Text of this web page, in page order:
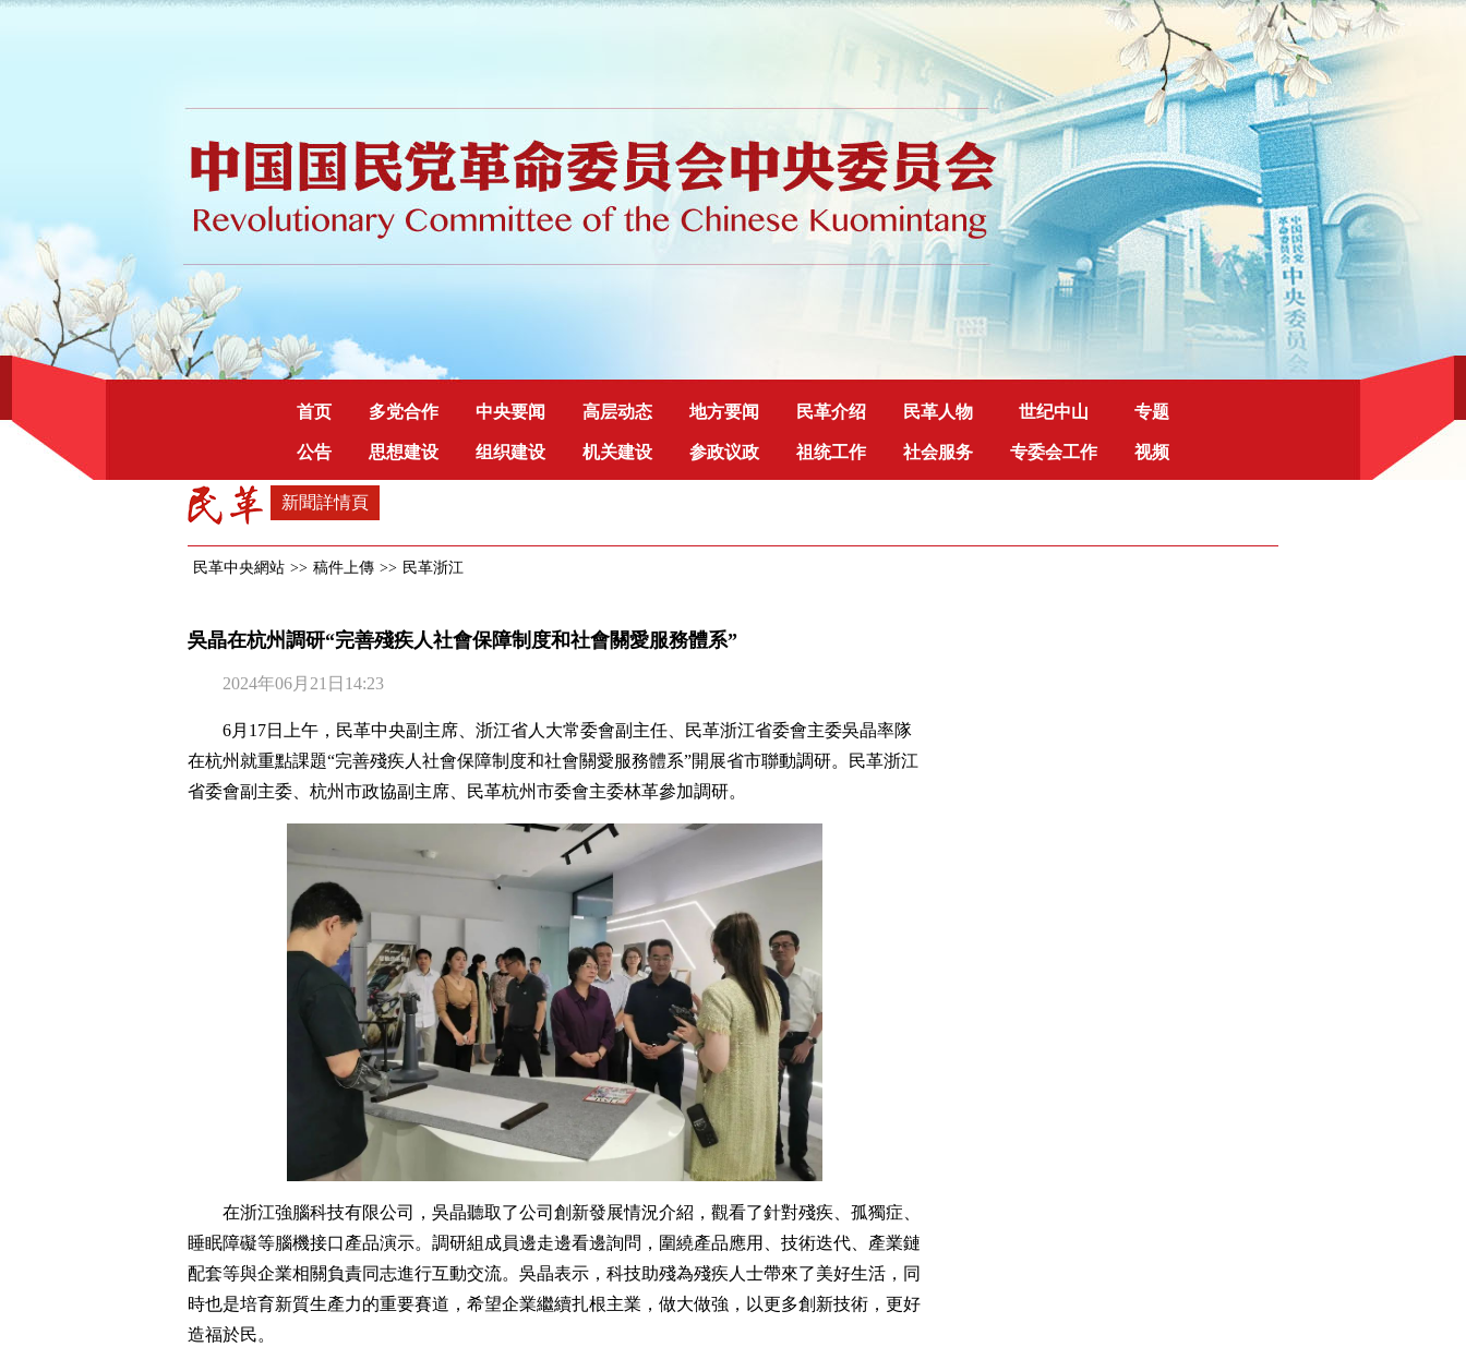
首页 多党合作 中央要闻 高层动态 地方要闻 民革介绍 民革人物 世纪中山 专题
公告 思想建设 组织建设 机关建设 参政议政 祖统工作 社会服务 专委会工作 视频
新聞詳情頁
民革中央網站 >> 稿件上傳 >> 民革浙江
吳晶在杭州調研“完善殘疾人社會保障制度和社會關愛服務體系”
2024年06月21日14:23
6月17日上午，民革中央副主席、浙江省人大常委會副主任、民革浙江省委會主委吳晶率隊
在杭州就重點課題“完善殘疾人社會保障制度和社會關愛服務體系”開展省市聯動調研。民革浙江
省委會副主委、杭州市政協副主席、民革杭州市委會主委林革參加調研。
在浙江強腦科技有限公司，吳晶聽取了公司創新發展情況介紹，觀看了針對殘疾、孤獨症、
睡眠障礙等腦機接口產品演示。調研組成員邊走邊看邊詢問，圍繞產品應用、技術迭代、產業鏈
配套等與企業相關負責同志進行互動交流。吳晶表示，科技助殘為殘疾人士帶來了美好生活，同
時也是培育新質生產力的重要賽道，希望企業繼續扎根主業，做大做強，以更多創新技術，更好
造福於民。